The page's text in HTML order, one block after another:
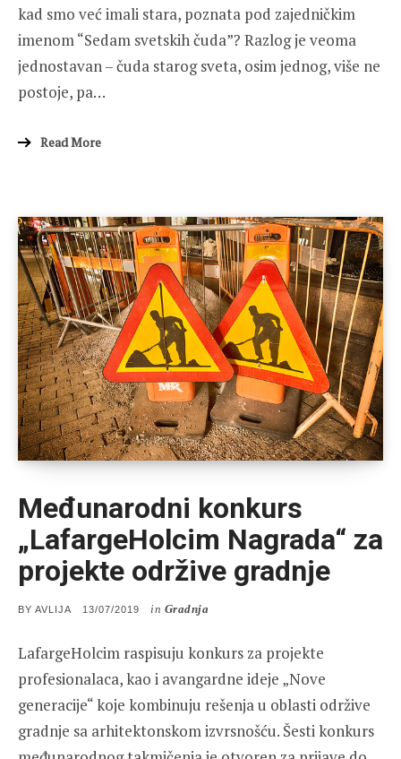
kad smo već imali stara, poznata pod zajedničkim
imenom “Sedam svetskih čuda”? Razlog je veoma
jednostavan – čuda starog sveta, osim jednog, više ne
postoje, pa…
Read More
Međunarodni konkurs
„LafargeHolcim Nagrada“ za
projekte održive gradnje
BY AVLIJA
POSTED
13/07/2019 in Gradnja
LafargeHolcim raspisuju konkurs za projekte
profesionalaca, kao i avangardne ideje „Nove
generacije“ koje kombinuju rešenja u oblasti održive
gradnje sa arhitektonskom izvrsnošću. Šesti konkurs